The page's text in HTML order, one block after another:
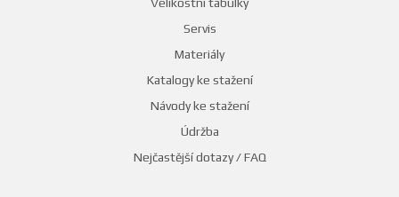
Velikostní tabulky
Servis
Materiály
Katalogy ke stažení
Návody ke stažení
Údržba
Nejčastější dotazy / FAQ